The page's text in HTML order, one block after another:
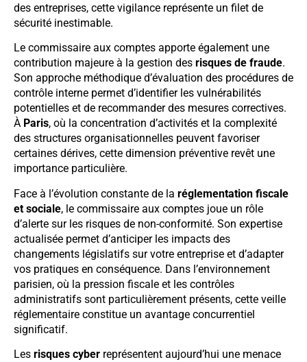
des entreprises, cette vigilance représente un filet de
sécurité inestimable.
Le commissaire aux comptes apporte également une
contribution majeure à la gestion des risques de fraude.
Son approche méthodique d’évaluation des procédures de
contrôle interne permet d’identifier les vulnérabilités
potentielles et de recommander des mesures correctives.
À Paris, où la concentration d’activités et la complexité
des structures organisationnelles peuvent favoriser
certaines dérives, cette dimension préventive revêt une
importance particulière.
Face à l’évolution constante de la réglementation fiscale
et sociale, le commissaire aux comptes joue un rôle
d’alerte sur les risques de non-conformité. Son expertise
actualisée permet d’anticiper les impacts des
changements législatifs sur votre entreprise et d’adapter
vos pratiques en conséquence. Dans l’environnement
parisien, où la pression fiscale et les contrôles
administratifs sont particulièrement présents, cette veille
réglementaire constitue un avantage concurrentiel
significatif.
Les risques cyber représentent aujourd’hui une menace